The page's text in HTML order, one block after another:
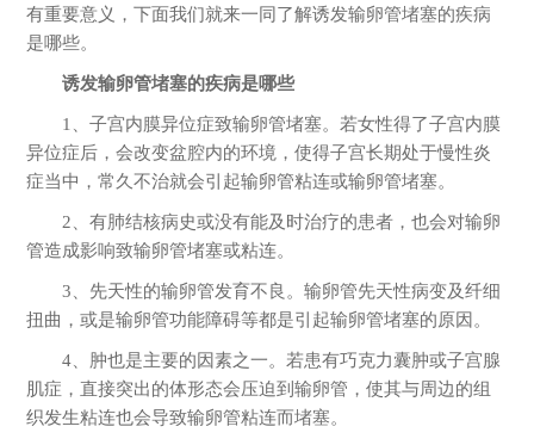
有重要意义，下面我们就来一同了解诱发输卵管堵塞的疾病
是哪些。
诱发输卵管堵塞的疾病是哪些
1、子宫内膜异位症致输卵管堵塞。若女性得了子宫内膜
异位症后，会改变盆腔内的环境，使得子宫长期处于慢性炎
症当中，常久不治就会引起输卵管粘连或输卵管堵塞。
2、有肺结核病史或没有能及时治疗的患者，也会对输卵
管造成影响致输卵管堵塞或粘连。
3、先天性的输卵管发育不良。输卵管先天性病变及纤细
扭曲，或是输卵管功能障碍等都是引起输卵管堵塞的原因。
4、肿也是主要的因素之一。若患有巧克力囊肿或子宫腺
肌症，直接突出的体形态会压迫到输卵管，使其与周边的组
织发生粘连也会导致输卵管粘连而堵塞。